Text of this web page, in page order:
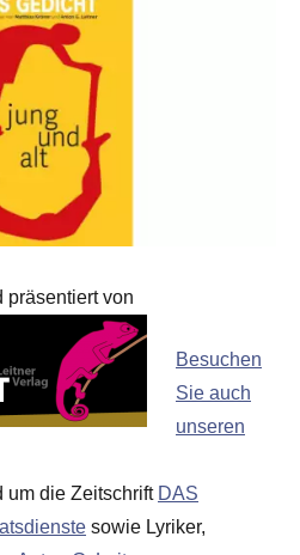
präsentiert von
Besuchen
Sie auch
unseren
um die Zeitschrift DAS
sowie Lyriker,